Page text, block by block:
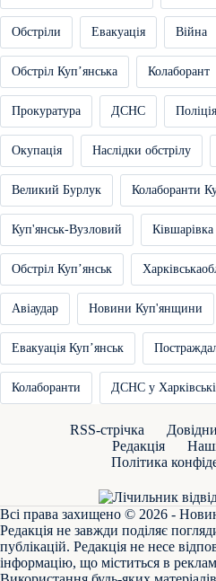
Обстріли Евакуація Війна
Обстріл Купʼянська Колаборант
Прокуратура ДСНС Поліція
Окупація Наслідки обстрілу
Великий Бурлук Колаборанти
Куп'янськ-Вузловий Ківшарівка
Обстріл Купʼянськ
Авіаудар Новини Куп'янщини
Евакуація Купʼянськ
Колаборанти ДСНС у
RSS-стрічка
Редакція
Політика
Всі права захищено © 2026 -
Редакція не завжди поділяє
публікацій. Редакція не несе
інформацію, що міститься в